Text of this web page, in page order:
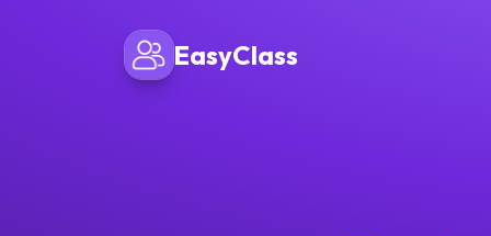
EasyClass